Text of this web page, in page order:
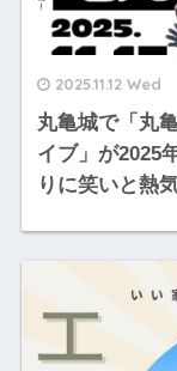
2025.11.12 Wed
丸亀城で「丸
イブ」が2025
りに笑いと熱